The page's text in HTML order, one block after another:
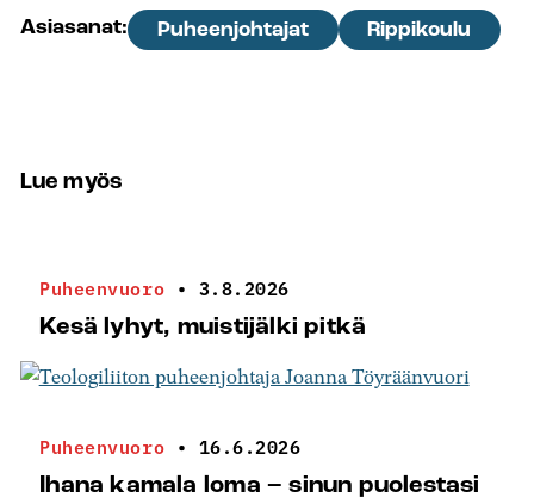
Asiasanat: Puheenjohtajat Rippikoulu
Lue myös
Puheenvuoro • 3.8.2026
Kesä lyhyt, muistijälki pitkä
Puheenvuoro • 16.6.2026
Ihana kamala loma – sinun puolestasi